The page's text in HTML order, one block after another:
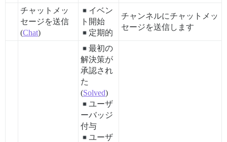
チャットメッ
セージを送信
(Chat)
イベン
ト開始
定期的
チャンネルにチャットメッ
セージを送信します
最初の
解決策が
承認され
た
(Solved)
ユーザ
ーバッジ
付与
ユーザ